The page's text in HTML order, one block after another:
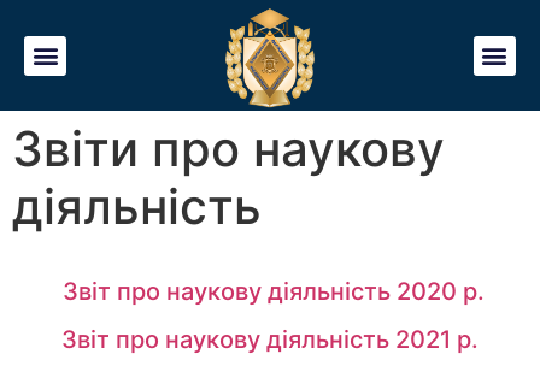
Звіти про наукову
діяльність
Звіт про наукову діяльність 2020 р.
Звіт про наукову діяльність 2021 р.